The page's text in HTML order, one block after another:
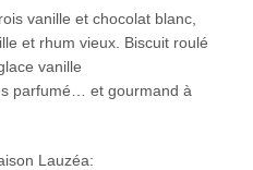
vanille et chocolat blanc,
et rhum vieux. Biscuit roulé
vanille
parfumé… et gourmand à
Lauzéa: